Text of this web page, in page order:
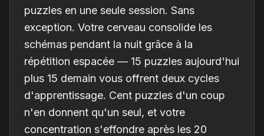
puzzles en une seule session. Sans
exception. Votre cerveau consolide les
schémas pendant la nuit grâce à la
répétition espacée — 15 puzzles aujourd'hui
plus 15 demain vous offrent deux cycles
d'apprentissage. Cent puzzles d'un coup
n'en donnent qu'un seul, et votre
concentration s'effondre après les 20